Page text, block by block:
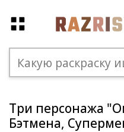
Три персонажа
Бэтмена,